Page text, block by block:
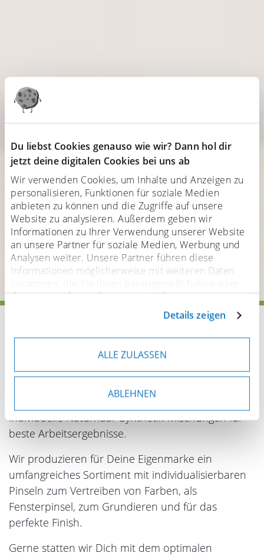
Du liebst Cookies genauso wie wir? Dann hol dir
jetzt deine digitalen Cookies bei uns ab
Wir verwenden Cookies, um Inhalte und Anzeigen zu
personalisieren, Funktionen für soziale Medien
anbieten zu können und die Zugriffe auf unsere
Website zu analysieren. Außerdem geben wir
Informationen zu Ihrer Verwendung unserer Website
an unsere Partner für soziale Medien, Werbung und
Analysen weiter. Unsere Partner führen diese
Informationen möglicherweise mit weiteren Daten
die sie im Rahmen Ihrer Nutzung der Dienste
gesammelt haben. Sofern personenbezogene Daten in
Drittländer übermittelt werden, besteht das Risiko,
dass Behörden auf diese Daten zugreifen und sie
auswerten. Sie können Ihre Einwilligung jederzeit
anpassen oder widerrufen. Weitere Details hierzu
finden Sie in unsererDatenschutzerklärung.
Details zeigen
ALLE ZULASSEN
ABLEHNEN
Pinsel für Handwerk & Technik
Handwerkerpinsel
Breitpinsel
hochwertige Naturhaare, Synthetikfasern oder
individuelle Naturhaar-Synthetik-Mischungen für
beste Arbeitsergebnisse.
Wir produzieren für Deine Eigenmarke ein
umfangreiches Sortiment mit individualisierbaren
Pinseln zum Vertreiben von Farben, als
Fensterpinsel, zum Grundieren und für das
perfekte Finish.
Gerne statten wir Dich mit dem optimalen